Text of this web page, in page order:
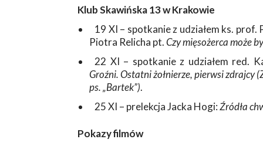
Klub Skawińska 13 w Krakowie
19 XI – spotkanie z udziałem ks.
Piotra Relicha pt.Czy mięsożerca może
22 XI – spotkanie z udziałem red.
Groźni. Ostatni żołnierze, pierwsi zdrajcy
ps. „Bartek”).
25 XI – prelekcja Jacka Hogi:Źródła
Pokazy filmów